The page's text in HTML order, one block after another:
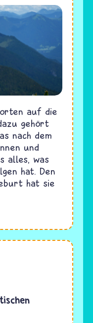
auf die
gehört
nach dem
und
alles, was
hat. Den
hat sie